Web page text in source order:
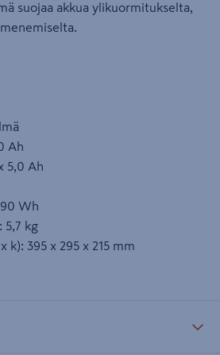
suojaa akkua ylikuormitukselta,
Ah
5,0 Ah
Wh
5,7 kg
k): 395 x 295 x 215 mm